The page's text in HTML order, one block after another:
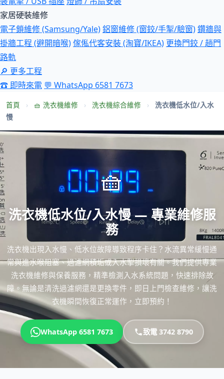
家居硬裝維修
電子鎖維修 (Samsung/Yale)鋁窗維修 (窗鉸/手掣/驗窗)鑽牆與
掛牆工程 (避開暗喉)傢俬代客安裝 (淘寶/IKEA) 更換門鉸 / 趟門
路軌
🔎 更多工程
☎ 即時來電 💬 WhatsApp 6581 7673
首頁 › 🧺 洗衣機維修 › 洗衣機綜合維修 ›
洗衣機低水位/入水
慢
🧺
洗衣機低水位/入水慢 — 專業維修服
務
洗衣機出現入水慢、低水位故障導致程序卡住？水流異常緩慢通
常與進水喉阻塞、過濾網積垢或入水掣損壞有關。我們提供專業
洗衣機維修與保養服務，精準檢測入水系統問題，快速排除故
障。無論是清洗過濾網還是更換零件，即日上門檢查維修，讓洗
衣機瞬間恢復正常運作，立即預約！
WhatsApp 6581 7673 致電 3742 8790